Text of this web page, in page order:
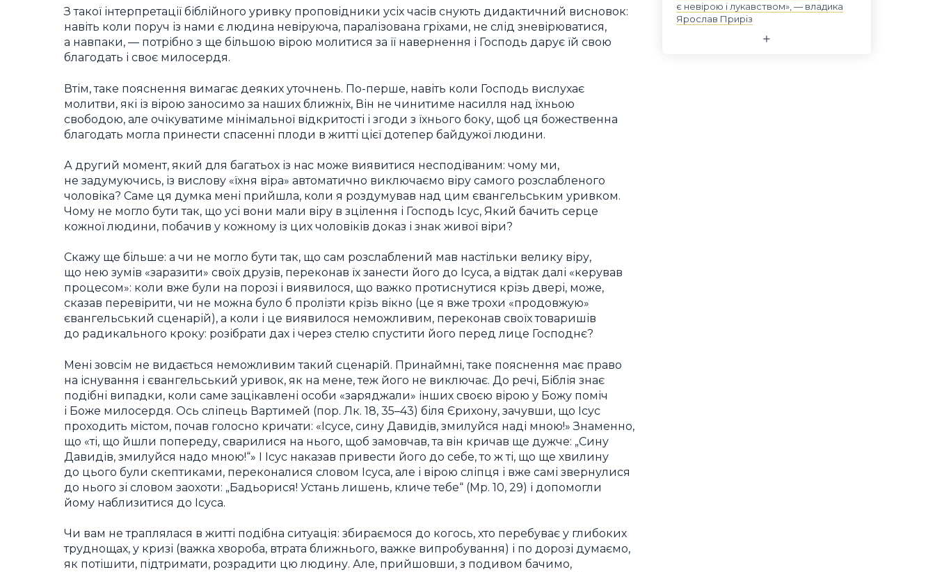
З такої інтерпретації біблійного уривку проповідники усіх часів снують дидактичний висновок:
навіть коли поруч із нами є людина невіруюча, паралізована гріхами, не слід зневірюватися,
а навпаки, — потрібно з ще більшою вірою молитися за її навернення і Господь дарує їй свою
благодать і своє милосердя.
Втім, таке пояснення вимагає деяких уточнень. По-перше, навіть коли Господь вислухає
молитви, які із вірою заносимо за наших ближніх, Він не чинитиме насилля над їхньою
свободою, але очікуватиме мінімальної відкритості і згоди з їхнього боку, щоб ця божественна
благодать могла принести спасенні плоди в житті цієї дотепер байдужої людини.
А другий момент, який для багатьох із нас може виявитися несподіваним: чому ми,
не задумуючись, із вислову «їхня віра» автоматично виключаємо віру самого розслабленого
чоловіка? Саме ця думка мені прийшла, коли я роздумував над цим євангельським уривком.
Чому не могло бути так, що усі вони мали віру в зцілення і Господь Ісус, Який бачить серце
кожної людини, побачив у кожному із цих чоловіків доказ і знак живої віри?
Скажу ще більше: а чи не могло бути так, що сам розслаблений мав настільки велику віру,
що нею зумів «заразити» своїх друзів, переконав їх занести його до Ісуса, а відтак далі «керував
процесом»: коли вже були на порозі і виявилося, що важко протиснутися крізь двері, може,
сказав перевірити, чи не можна було б пролізти крізь вікно (це я вже трохи «продовжую»
євангельський сценарій), а коли і це виявилося неможливим, переконав своїх товаришів
до радикального кроку: розібрати дах і через стелю спустити його перед лице Господнє?
Мені зовсім не видається неможливим такий сценарій. Принаймні, таке пояснення має право
на існування і євангельський уривок, як на мене, теж його не виключає. До речі, Біблія знає
подібні випадки, коли саме зацікавлені особи «заряджали» інших своєю вірою у Божу поміч
і Боже милосердя. Ось сліпець Вартимей (пор. Лк. 18, 35–43) біля Єрихону, зачувши, що Ісус
проходить містом, почав голосно кричати: «Ісусе, сину Давидів, змилуйся наді мною!» Знаменно,
що «ті, що йшли попереду, сварилися на нього, щоб замовчав, та він кричав ще дужче: „Сину
Давидів, змилуйся надо мною!“» І Ісус наказав привести його до себе, то ж ті, що ще хвилину
до цього були скептиками, переконалися словом Ісуса, але і вірою сліпця і вже самі звернулися
до нього зі словом заохоти: „Бадьорися! Устань лишень, кличе тебе“ (Мр. 10, 29) і допомогли
йому наблизитися до Ісуса.
Чи вам не траплялася в житті подібна ситуація: збираємося до когось, хто перебуває у глибоких
труднощах, у кризі (важка хвороба, втрата ближнього, важке випробування) і по дорозі думаємо,
як потішити, підтримати, розрадити цю людину. Але, прийшовши, з подивом бачимо,
є невірою і лукавством», — владика
Ярослав Приріз